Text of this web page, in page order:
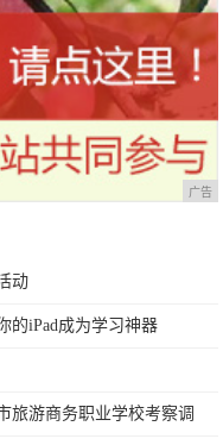
广告
动
的iPad成为学习神器
旅游商务职业学校考察调